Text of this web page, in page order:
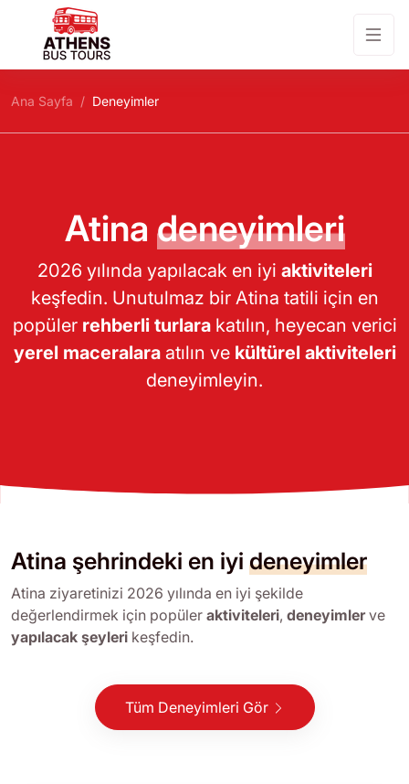
Ana Sayfa Deneyimler
Atina deneyimleri
2026 yılında yapılacak en iyi aktiviteleri
keşfedin. Unutulmaz bir Atina tatili için en
popüler rehberli turlarakatılın, heyecan verici
yerel maceralaraatılın ve kültürel aktiviteleri
deneyimleyin.
Atina şehrindeki en iyi deneyimler
Atina ziyaretinizi 2026 yılında en iyi şekilde
değerlendirmek için popüler aktiviteleri, deneyimlerve
yapılacak şeyleri keşfedin.
Tüm Deneyimleri Gör